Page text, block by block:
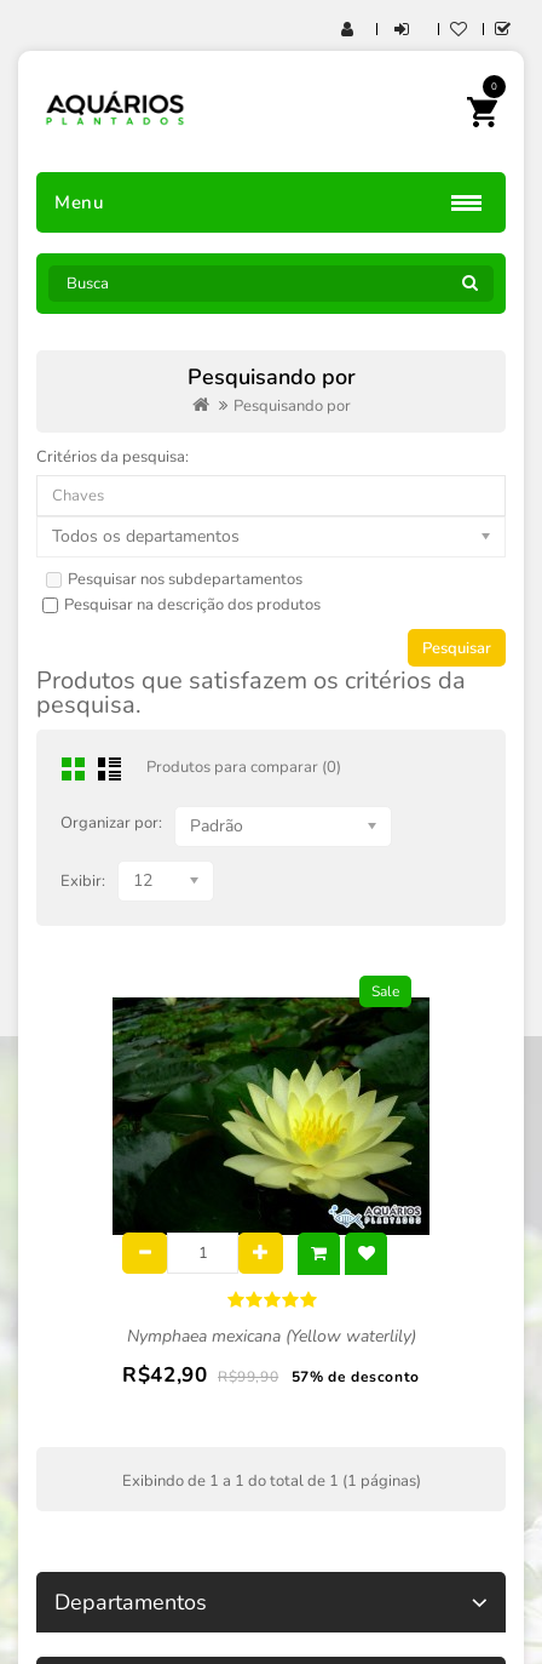
0
Menu
Pesquisando por
Pesquisando por
Critérios da pesquisa:
Todos os departamentos
Pesquisar nos subdepartamentos
Pesquisar na descrição dos produtos
Produtos que satisfazem os critérios da
pesquisa.
Produtos para comparar (0)
Organizar por: Padrão
Exibir: 12
Sale
Nymphaea mexicana (Yellow waterlily)
R$42,90 R$99,90 57% de desconto
Exibindo de 1 a 1 do total de 1 (1 páginas)
Departamentos